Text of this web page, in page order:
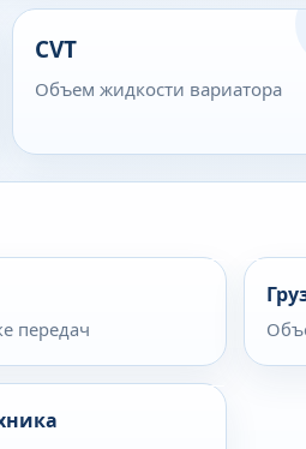
CVT
Объем жидкости вариатора
передач